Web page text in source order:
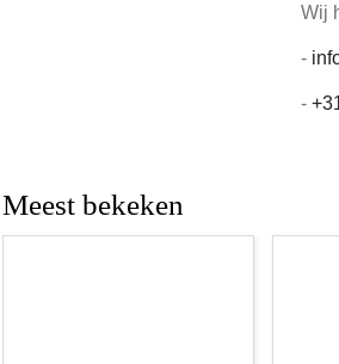
Wij
-
-
Meest bekeken